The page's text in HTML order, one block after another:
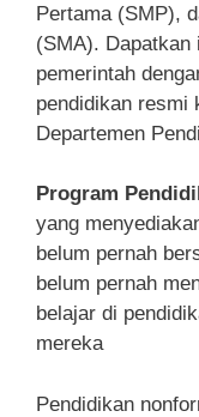
Pertama (SMP),
(SMA). Dapatkan
pemerintah
pendidikan resmi
Departemen
Program
yang
belum pernah
belum pernah
belajar di
mereka
Pendidikan